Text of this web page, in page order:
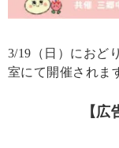
3/19（日）におど
室にて開催されま
【